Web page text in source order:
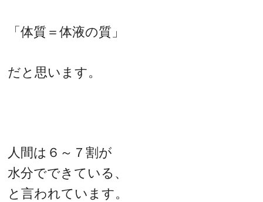
「体質＝体液の質」
だと思います。
人間は６～７割が
水分でできている、
と言われています。